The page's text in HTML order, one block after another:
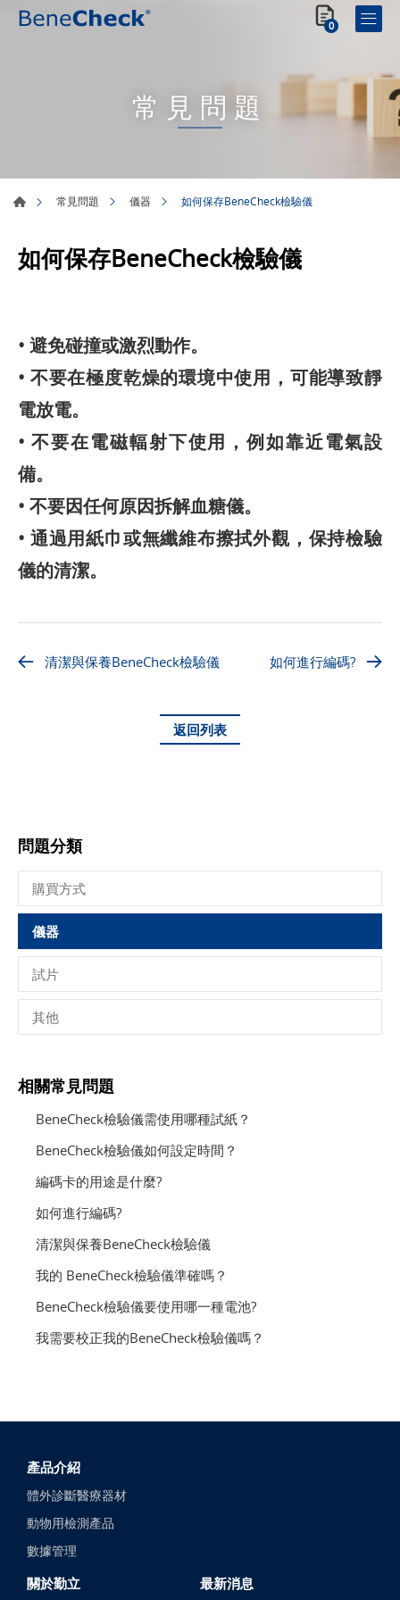
0
常見問題
常見問題 儀器 如何保存BeneCheck檢驗儀
如何保存BeneCheck檢驗儀
• 避免碰撞或激烈動作。
• 不要在極度乾燥的環境中使用，可能導致靜
電放電。
• 不要在電磁輻射下使用，例如靠近電氣設
備。
• 不要因任何原因拆解血糖儀。
• 通過用紙巾或無纖維布擦拭外觀，保持檢驗
儀的清潔。
清潔與保養BeneCheck檢驗儀 如何進行編碼?
返回列表
問題分類
購買方式
儀器
試片
其他
相關常見問題
BeneCheck檢驗儀需使用哪種試紙？
BeneCheck檢驗儀如何設定時間？
編碼卡的用途是什麼?
如何進行編碼?
清潔與保養BeneCheck檢驗儀
我的 BeneCheck檢驗儀準確嗎？
BeneCheck檢驗儀要使用哪一種電池?
我需要校正我的BeneCheck檢驗儀嗎？
產品介紹
體外診斷醫療器材
動物用檢測產品
數據管理
關於勤立 最新消息